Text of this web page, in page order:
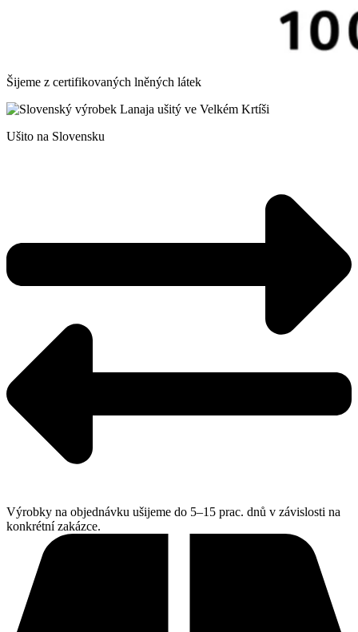
Šijeme z certifikovaných lněných látek
Ušito na Slovensku
Výrobky na objednávku ušijeme do 5–15 prac. dnů v závislosti na
konkrétní zakázce.